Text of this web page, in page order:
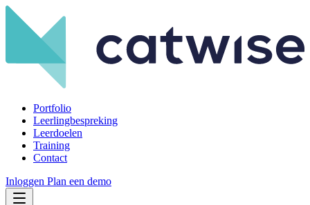
Portfolio
Leerlingbespreking
Leerdoelen
Training
Contact
Inloggen Plan een demo